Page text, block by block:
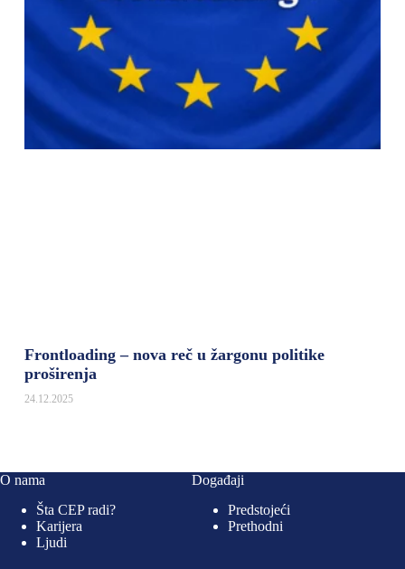
Frontloading – nova reč u žargonu politike
proširenja
24.12.2025
O nama
Šta CEP radi?
Karijera
Ljudi
Događaji
Predstojeći
Prethodni